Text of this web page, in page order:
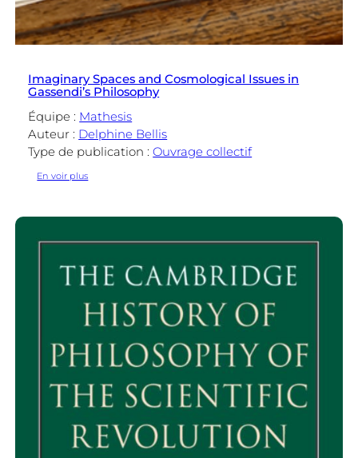
Imaginary Spaces and Cosmological Issues in
Gassendi’s Philosophy
Équipe : Mathesis
Auteur : Delphine Bellis
Type de publication :Ouvrage collectif
En voir plus:
Issues
Gassendi’s
Philosophy